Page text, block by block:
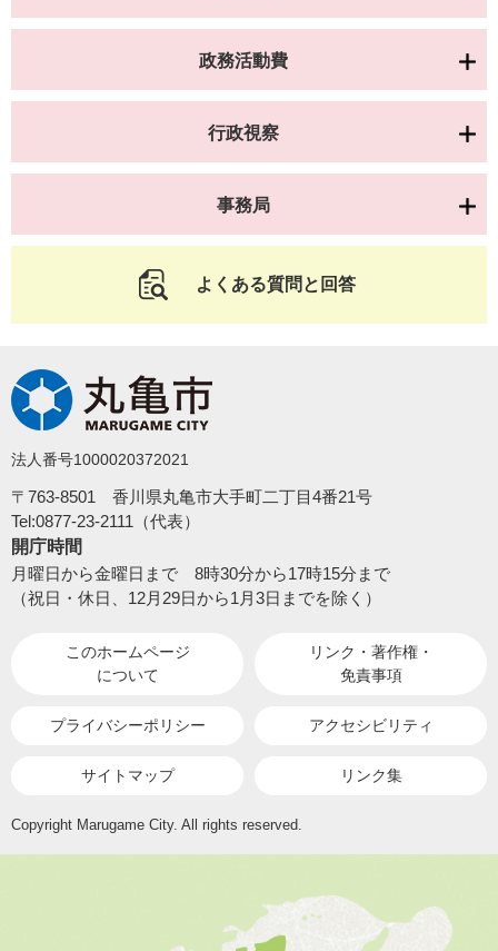
政務活動費
行政視察
事務局
よくある質問と回答
法人番号1000020372021
〒763-8501 香川県丸亀市大手町二丁目4番21号
Tel:0877-23-2111（代表）
開庁時間
月曜日から金曜日まで 8時30分から17時15分まで
（祝日・休日、12月29日から1月3日までを除く）
このホームページ
について
リンク・著作権・
免責事項
プライバシーポリシー アクセシビリティ
サイトマップ リンク集
Copyright Marugame City. All rights reserved.